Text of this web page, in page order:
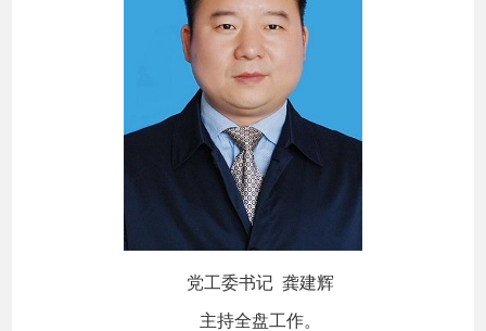
党工委书记 龚建辉
主持全盘工作。